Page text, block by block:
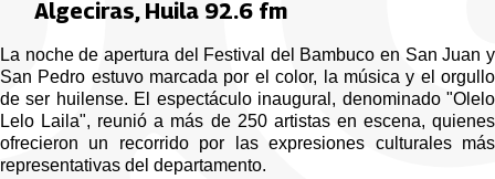
Algeciras, Huila 92.6 fm
La noche de apertura del Festival del Bambuco en San Juan y
San Pedro estuvo marcada por el color, la música y el orgullo
de ser huilense. El espectáculo inaugural, denominado "Olelo
Lelo Laila", reunió a más de 250 artistas en escena, quienes
ofrecieron un recorrido por las expresiones culturales más
representativas del departamento.